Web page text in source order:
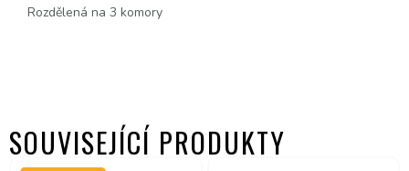
Rozdělená na 3 komory
SOUVISEJÍCÍ PRODUKTY